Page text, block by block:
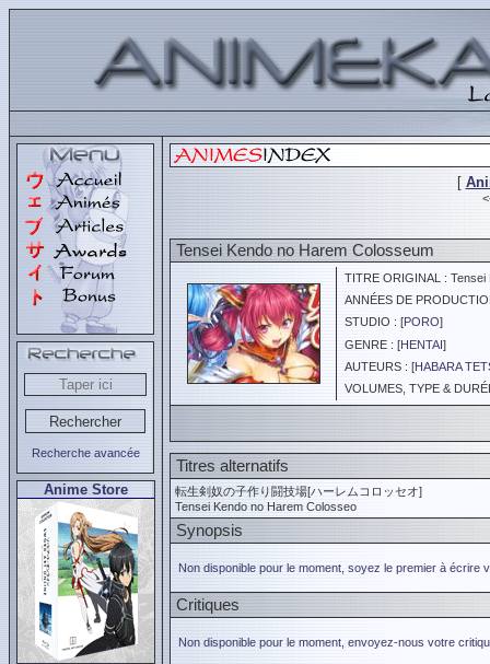
Recherche avancée
Anime Store
[
Tensei Kendo no Harem Colosseum
TITRE ORIGINAL :
ANNÉES DE
STUDIO : [PORO]
GENRE : [HENTAI]
AUTEURS : [HABARA
VOLUMES, TYPE &
Titres alternatifs
転生剣奴の子作り闘技場[ハーレムコロッセオ]
Tensei Kendo no Harem Colosseo
Synopsis
Non disponible pour le moment, soyez le premier à écrire
Critiques
Non disponible pour le moment, envoyez-nous votre